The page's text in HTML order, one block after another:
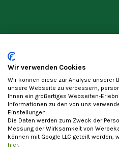
Datenschutzerklärung
Allgemeine
Vertrag
Wir verwenden Cookies
Wir können diese zur Analyse unserer
unsere Webseite zu verbessern,
Ihnen ein großartiges Webseiten-
Informationen zu den von uns
Einstellungen.
Die Daten werden zum Zweck der
Messung der Wirksamkeit von
können mit Google LLC geteilt
hier.